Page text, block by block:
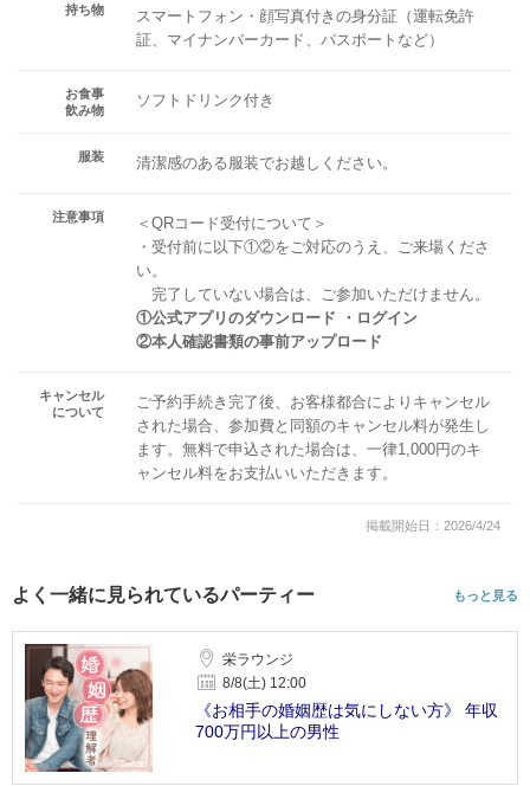
持ち物
スマートフォン・顔写真付きの身分証（運転免許
証、マイナンバーカード、パスポートなど）
お食事
飲み物
ソフトドリンク付き
服装 清潔感のある服装でお越しください。
注意事項
＜QRコード受付について＞
・受付前に以下①②をご対応のうえ、ご来場くださ
い。
完了していない場合は、ご参加いただけません。
①公式アプリのダウンロード ・ログイン
②本人確認書類の事前アップロード
キャンセル
について
ご予約手続き完了後、お客様都合によりキャンセル
された場合、参加費と同額のキャンセル料が発生し
ます。無料で申込された場合は、一律1,000円のキ
ャンセル料をお支払いいただきます。
掲載開始日：2026/4/24
よく一緒に見られているパーティー もっと見る
栄ラウンジ
8/8(土) 12:00
《お相手の婚姻歴は気にしない方》 年収
700万円以上の男性